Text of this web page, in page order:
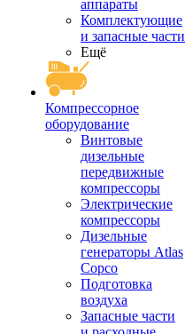
аппараты
Комплектующие
и запасные части
Ещё
Компрессорное
оборудование
Винтовые
дизельные
передвижные
компрессоры
Электрические
компрессоры
Дизельные
генераторы Atlas
Copco
Подготовка
воздуха
Запасные части